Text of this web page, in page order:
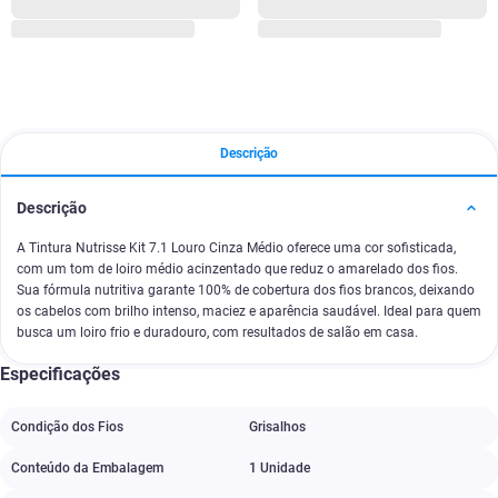
Descrição
Descrição
A Tintura Nutrisse Kit 7.1 Louro Cinza Médio oferece uma cor sofisticada,
com um tom de loiro médio acinzentado que reduz o amarelado dos fios.
Sua fórmula nutritiva garante 100% de cobertura dos fios brancos, deixando
os cabelos com brilho intenso, maciez e aparência saudável. Ideal para quem
busca um loiro frio e duradouro, com resultados de salão em casa.
Especificações
Condição dos Fios Grisalhos
Conteúdo da Embalagem 1 Unidade